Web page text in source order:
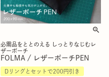
必需品をととのえる しっとりなじむレ
ザーポーチ
FOLMA / レザーポーチPEN
Dリングとセットで200円引き